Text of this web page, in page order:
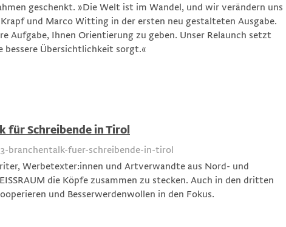
geschenkt. »Die Welt ist im Wandel, und wir verändern uns
und Marco Witting in der ersten neu gestalteten Ausgabe.
Aufgabe, Ihnen Orientierung zu geben. Unser Relaunch setzt
bessere Übersichtlichkeit sorgt.«
für Schreibende in Tirol
fuer-schreibende-in-tirol
Werbetexter:innen und Artverwandte aus Nord- und
die Köpfe zusammen zu stecken. Auch in den dritten
und Besserwerdenwollen in den Fokus.